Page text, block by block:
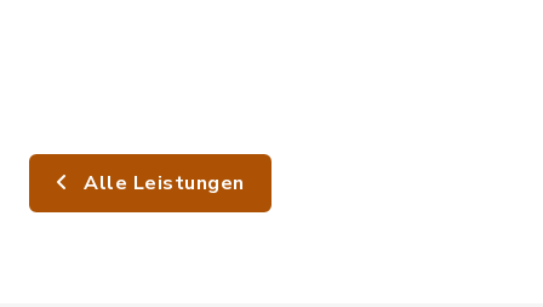
Alle Leistungen